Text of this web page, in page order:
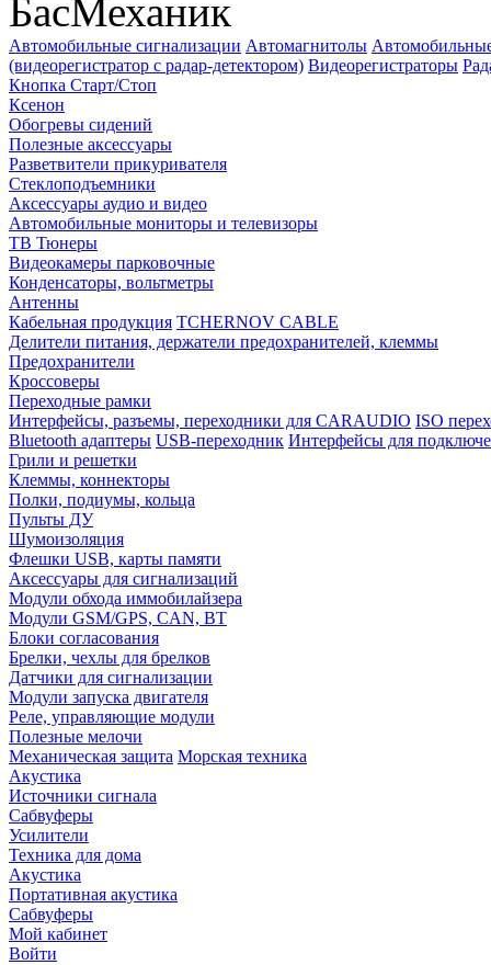
БасМеханик
Автомобильные сигнализации Автомагнитолы
(видеорегистратор с радар-детектором) Видеорегистраторы
Кнопка Старт/Стоп
Ксенон
Обогревы сидений
Полезные аксессуары
Разветвители прикуривателя
Стеклоподъемники
Аксессуары аудио и видео
Автомобильные мониторы и телевизоры
ТВ Тюнеры
Видеокамеры парковочные
Конденсаторы, вольтметры
Антенны
Кабельная продукция TCHERNOV CABLE
Делители питания, держатели предохранителей, клеммы
Предохранители
Кроссоверы
Переходные рамки
Интерфейсы, разъемы, переходники для CARAUDIO ISO
Bluetooth адаптеры USB-переходник Интерфейсы для
Грили и решетки
Клеммы, коннекторы
Полки, подиумы, кольца
Пульты ДУ
Шумоизоляция
Флешки USB, карты памяти
Аксессуары для сигнализаций
Модули обхода иммобилайзера
Модули GSM/GPS, CAN, BT
Блоки согласования
Брелки, чехлы для брелков
Датчики для сигнализации
Модули запуска двигателя
Реле, управляющие модули
Полезные мелочи
Механическая защита Морская техника
Акустика
Источники сигнала
Сабвуферы
Усилители
Техника для дома
Акустика
Портативная акустика
Сабвуферы
Мой кабинет
Войти